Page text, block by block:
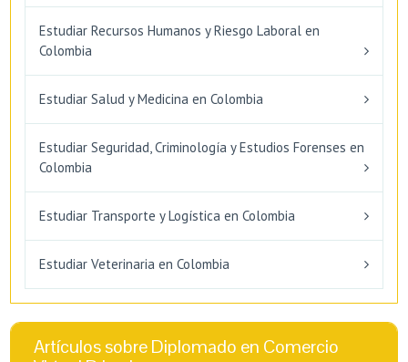
Estudiar Recursos Humanos y Riesgo Laboral en
Colombia
Estudiar Salud y Medicina en Colombia
Estudiar Seguridad, Criminología y Estudios Forenses en
Colombia
Estudiar Transporte y Logística en Colombia
Estudiar Veterinaria en Colombia
Artículos sobre Diplomado en Comercio